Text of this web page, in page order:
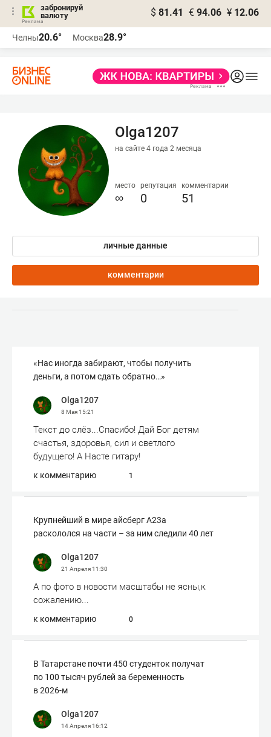
забронируй
валюту
$ 81.41 € 94.06 ¥ 12.06
Челны20.6° Москва28.9°
Olga1207
на сайте 4 года 2 месяца
место
∞
репутация
0
комментарии
51
личные данные
комментарии
«Нас иногда забирают, чтобы получить
деньги, а потом сдать обратно…»
Olga1207
8 Мая15:21
Текст до слёз...Спасибо! Дай Бог детям
счастья, здоровья, сил и светлого
будущего! А Насте гитару!
к комментарию 1
Крупнейший в мире айсберг А23а
раскололся на части – за ним следили 40 лет
Olga1207
21 Апреля11:30
А по фото в новости масштабы не ясны,к
сожалению...
к комментарию 0
В Татарстане почти 450 студенток получат
по 100 тысяч рублей за беременность
в 2026-м
Olga1207
14 Апреля16:12